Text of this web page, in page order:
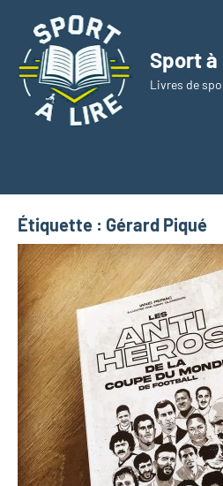
contenu
Sport
Livres de
Étiquette : Gérard Piqué